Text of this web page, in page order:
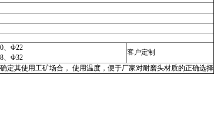
、Φ22
、Φ32
客户定制
定其使用工矿场合， 使用温度，便于厂家对耐磨头材质的正确选择